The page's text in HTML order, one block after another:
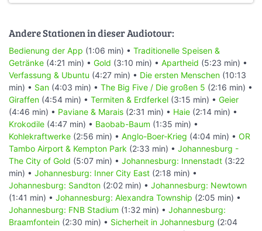
Andere Stationen in dieser Audiotour:
Bedienung der App (1:06 min) • Traditionelle Speisen &
Getränke (4:21 min) • Gold (3:10 min) • Apartheid (5:23 min) •
Verfassung & Ubuntu (4:27 min) • Die ersten Menschen (10:13
min) • San (4:03 min) • The Big Five / Die großen 5 (2:16 min) •
Giraffen (4:54 min) • Termiten & Erdferkel (3:15 min) • Geier
(4:46 min) • Paviane & Marais (2:31 min) • Haie (2:14 min) •
Krokodile (4:47 min) • Baobab-Baum (1:35 min) •
Kohlekraftwerke (2:56 min) • Anglo-Boer-Krieg (4:04 min) • OR
Tambo Airport & Kempton Park (2:33 min) • Johannesburg -
The City of Gold (5:07 min) • Johannesburg: Innenstadt (3:22
min) • Johannesburg: Inner City East (2:18 min) •
Johannesburg: Sandton (2:02 min) • Johannesburg: Newtown
(1:41 min) • Johannesburg: Alexandra Township (2:05 min) •
Johannesburg: FNB Stadium (1:32 min) • Johannesburg:
Braamfontein (2:30 min) • Sicherheit in Johannesburg (2:04